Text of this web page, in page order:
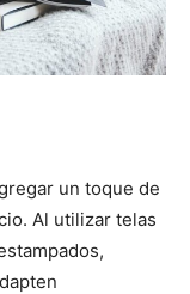
un toque de
Al utilizar telas